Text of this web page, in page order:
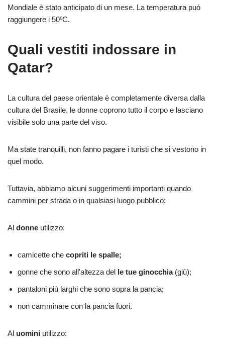
Mondiale è stato anticipato di un mese. La temperatura può
raggiungere i 50ºC.
Quali vestiti indossare in
Qatar?
La cultura del paese orientale è completamente diversa dalla
cultura del Brasile, le donne coprono tutto il corpo e lasciano
visibile solo una parte del viso.
Ma state tranquilli, non fanno pagare i turisti che si vestono in
quel modo.
Tuttavia, abbiamo alcuni suggerimenti importanti quando
cammini per strada o in qualsiasi luogo pubblico:
Al donne utilizzo:
camicette che copriti le spalle;
gonne che sono all'altezza del le tue ginocchia(giù);
pantaloni più larghi che sono sopra la pancia;
non camminare con la pancia fuori.
Al uomini utilizzo: